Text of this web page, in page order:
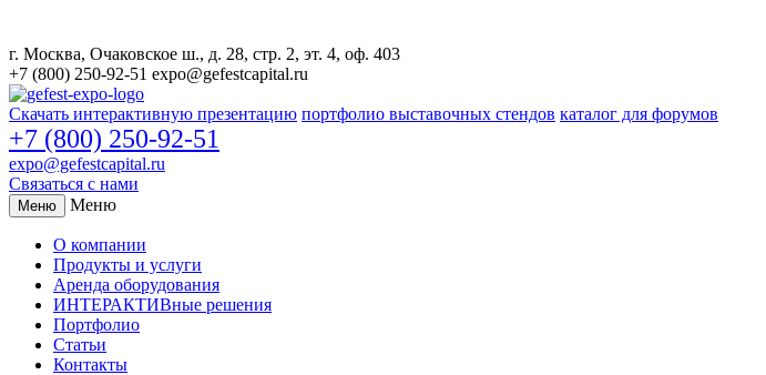
г. Москва, Очаковское ш., д. 28, стр. 2, эт. 4, оф. 403
+7 (800) 250-92-51 expo@gefestcapital.ru
Скачать интерактивную презентацию портфолио выставочных стендов каталог для форумов
+7 (800) 250-92-51
expo@gefestcapital.ru
Связаться с нами
Меню Меню
О компании
Продукты и услуги
Аренда оборудования
ИНТЕРАКТИВные решения
Портфолио
Статьи
Контакты